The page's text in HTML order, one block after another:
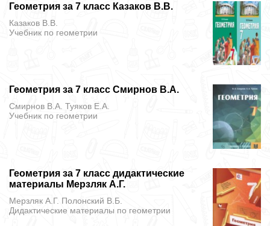
Геометрия за 7 класс Казаков В.В.
Казаков В.В.
Учебник по геометрии
Геометрия за 7 класс Смирнов В.А.
Смирнов В.А. Туяков Е.А.
Учебник по геометрии
Геометрия за 7 класс дидактические
материалы Мерзляк А.Г.
Мерзляк А.Г. Полонский В.Б.
Дидактические материалы по геометрии